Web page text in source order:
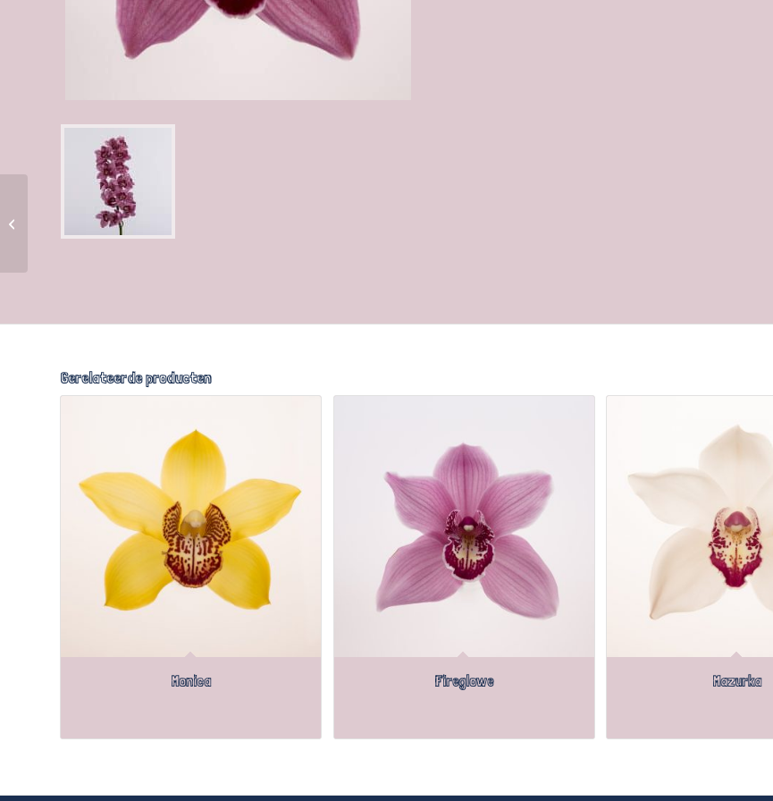
Gerelateerde producten
Monica Fireglowe Mazurka